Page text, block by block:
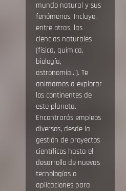
mundo natural y sus
fenómenos. Incluye,
entre otras, las
ciencias naturales
(física, química,
biología,
astronomía...). Te
animamos a explorar
los continentes de
este planeta.
Encontrarás empleos
diversos, desde la
gestión de proyectos
científicos hasta el
desarrollo de nuevas
tecnologías o
aplicaciones para